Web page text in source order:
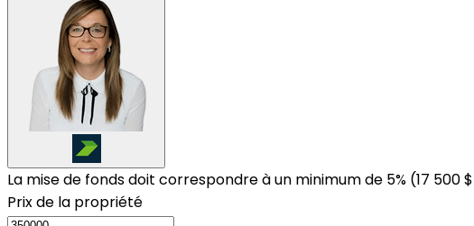
La mise de fonds doit correspondre à un minimum de 5% (17 500 $
Prix de la propriété